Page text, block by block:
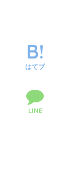
はてブ
LINE